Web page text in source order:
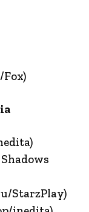
Fox)
StarzPlay)